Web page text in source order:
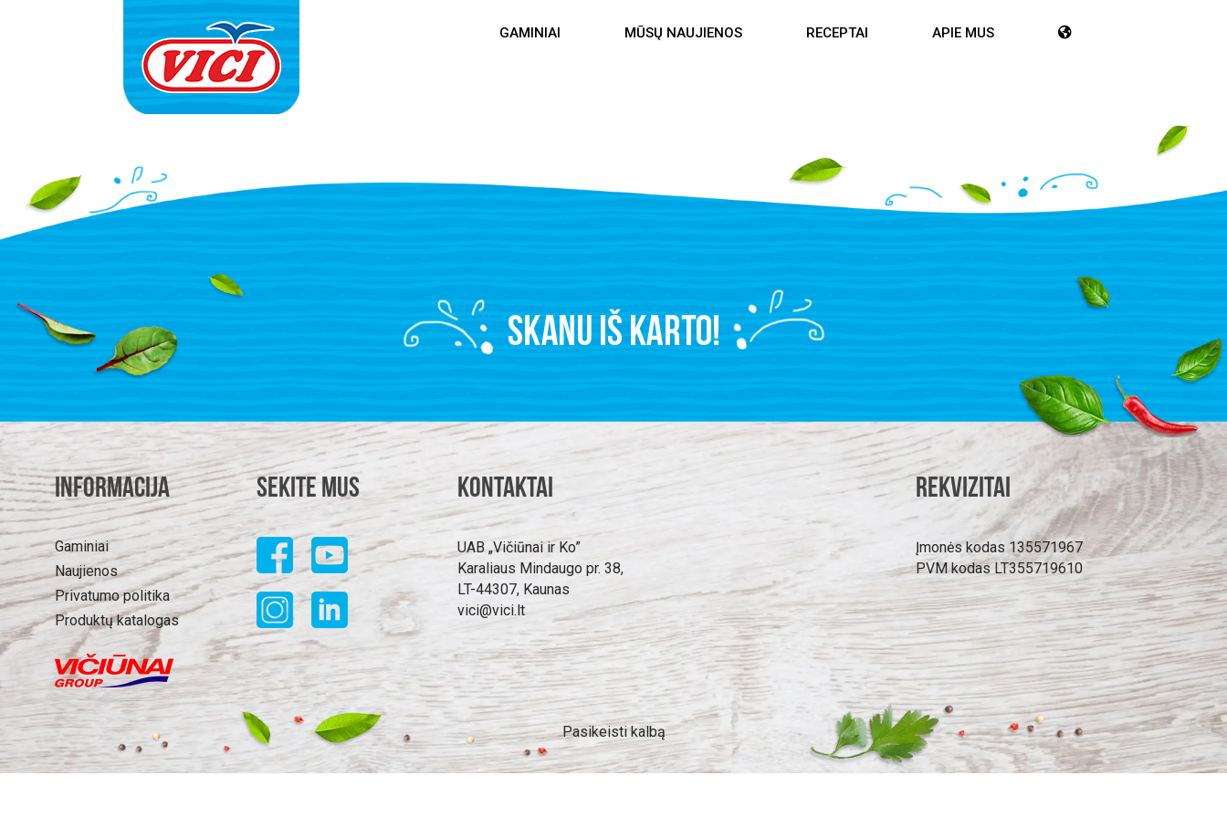
GAMINIAI MŪSŲ NAUJIENOS RECEPTAI APIE MUS
Informacija
Gaminiai
Naujienos
Privatumo politika
Produktų katalogas
Sekite mus Kontaktai
UAB „Vičiūnai ir Ko”
Karaliaus Mindaugo pr. 38,
LT-44307, Kaunas
vici@vici.lt
Rekvizitai
Įmonės kodas 135571967
PVM kodas LT355719610
Pasikeisti kalbą